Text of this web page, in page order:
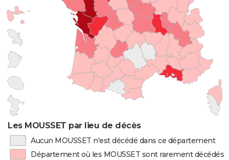
Les MOUSSET par lieu de décès
Aucun MOUSSET n'est décédé dans ce département
Département où les MOUSSET sont rarement décédés